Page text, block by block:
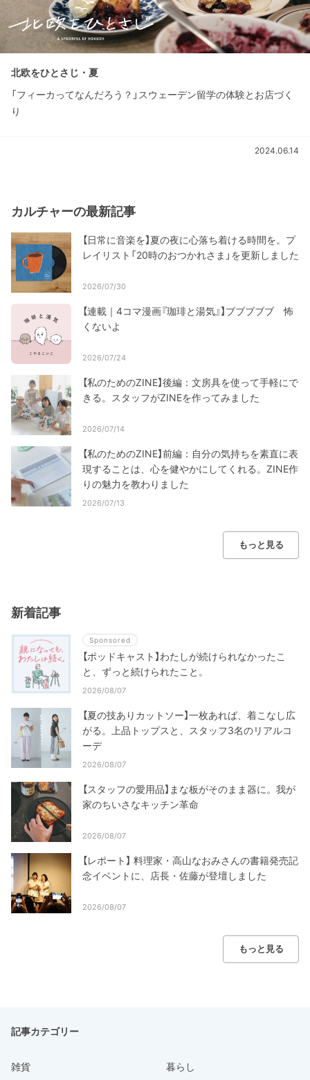
北欧をひとさじ・夏
「フィーカってなんだろう？」スウェーデン留学の体験とお店づく
り
2024.06.14
カルチャーの最新記事
【日常に音楽を】夏の夜に心落ち着ける時間を。プ
レイリスト「20時のおつかれさま」を更新しました
2026/07/30
【連載｜4コマ漫画『珈琲と湯気』】ブブブブブ 怖
くないよ
2026/07/24
【私のためのZINE】後編：文房具を使って手軽にで
きる。スタッフがZINEを作ってみました
2026/07/14
【私のためのZINE】前編：自分の気持ちを素直に表
現することは、心を健やかにしてくれる。ZINE作
りの魅力を教わりました
2026/07/13
もっと見る
新着記事
Sponsored
【ポッドキャスト】わたしが続けられなかったこ
と、ずっと続けられたこと。
2026/08/07
【夏の技ありカットソー】一枚あれば、着こなし広
がる。上品トップスと、スタッフ3名のリアルコ
ーデ
2026/08/07
【スタッフの愛用品】まな板がそのまま器に。我が
家のちいさなキッチン革命
2026/08/07
【レポート】 料理家・高山なおみさんの書籍発売記
念イベントに、店長・佐藤が登壇しました
2026/08/07
もっと見る
記事カテゴリー
雑貨 暮らし